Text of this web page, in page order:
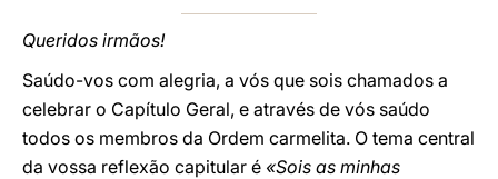
Queridos irmãos!
Saúdo-vos com alegria, a vós que sois chamados a
celebrar o Capítulo Geral, e através de vós saúdo
todos os membros da Ordem carmelita. O tema central
da vossa reflexão capitular é «Sois as minhas